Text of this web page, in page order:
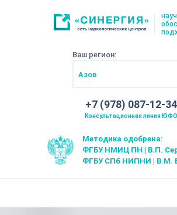
Ваш регион:
Азов
+7 (978) 087-12-34
Консультационная линия ЮФО
Методика одобрена:
ФГБУ НМИЦ ПН | В.П.
ФГБУ СПб НИПНИ | В.М.